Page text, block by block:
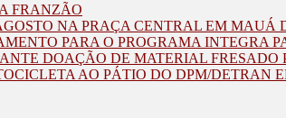
FRANZÃO
NA PRAÇA CENTRAL EM MAUÁ
PARA O PROGRAMA INTEGRA
DOAÇÃO DE MATERIAL FRESADO
AO PÁTIO DO DPM/DETRAN